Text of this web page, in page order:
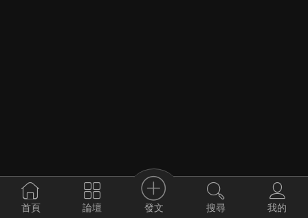
首頁 論壇 發文 搜尋 我的